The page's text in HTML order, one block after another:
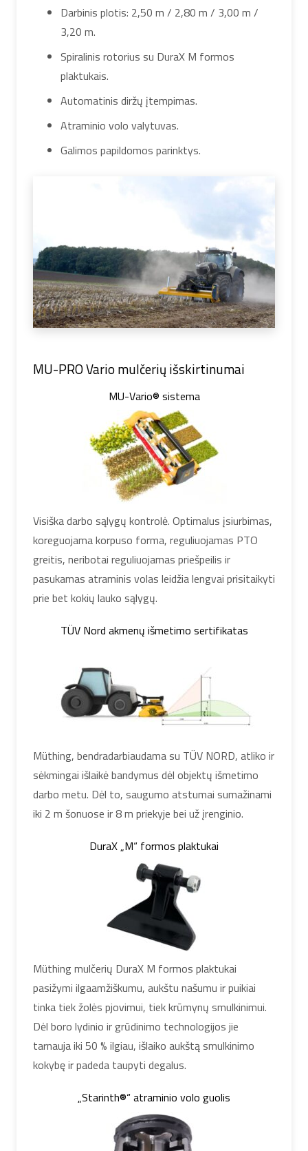
Darbinis plotis: 2,50 m / 2,80 m / 3,00 m /
3,20 m.
Spiralinis rotorius su DuraX M formos
plaktukais.
Automatinis diržų įtempimas.
Atraminio volo valytuvas.
Galimos papildomos parinktys.
MU-PRO Vario mulčerių išskirtinumai
MU-Vario® sistema
Visiška darbo sąlygų kontrolė. Optimalus įsiurbimas,
koreguojama korpuso forma, reguliuojamas PTO
greitis, neribotai reguliuojamas priešpeilis ir
pasukamas atraminis volas leidžia lengvai prisitaikyti
prie bet kokių lauko sąlygų.
TÜV Nord akmenų išmetimo sertifikatas
Müthing, bendradarbiaudama su TÜV NORD, atliko ir
sėkmingai išlaikė bandymus dėl objektų išmetimo
darbo metu. Dėl to, saugumo atstumai sumažinami
iki 2 m šonuose ir 8 m priekyje bei už įrenginio.
DuraX „M“ formos plaktukai
Müthing mulčerių DuraX M formos plaktukai
pasižymi ilgaamžiškumu, aukštu našumu ir puikiai
tinka tiek žolės pjovimui, tiek krūmynų smulkinimui.
Dėl boro lydinio ir grūdinimo technologijos jie
tarnauja iki 50 % ilgiau, išlaiko aukštą smulkinimo
kokybę ir padeda taupyti degalus.
„Starinth®“ atraminio volo guolis